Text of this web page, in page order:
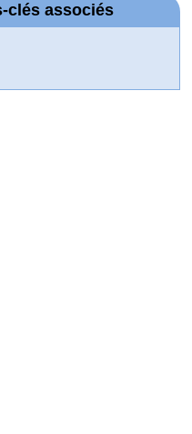
clés associés